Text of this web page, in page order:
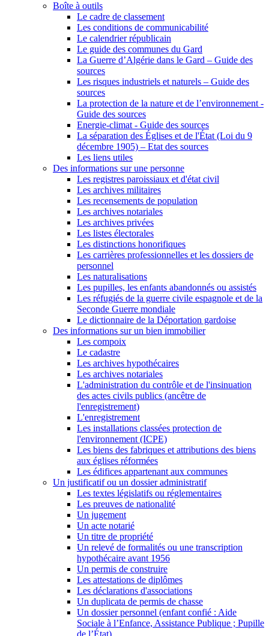
Boîte à outils
Le cadre de classement
Les conditions de communicabilité
Le calendrier républicain
Le guide des communes du Gard
La Guerre d’Algérie dans le Gard – Guide des
sources
Les risques industriels et naturels – Guide des
sources
La protection de la nature et de l’environnement -
Guide des sources
Energie-climat - Guide des sources
La séparation des Églises et de l'État (Loi du 9
décembre 1905) – Etat des sources
Les liens utiles
Des informations sur une personne
Les registres paroissiaux et d'état civil
Les archives militaires
Les recensements de population
Les archives notariales
Les archives privées
Les listes électorales
Les distinctions honorifiques
Les carrières professionnelles et les dossiers de
personnel
Les naturalisations
Les pupilles, les enfants abandonnés ou assistés
Les réfugiés de la guerre civile espagnole et de la
Seconde Guerre mondiale
Le dictionnaire de la Déportation gardoise
Des informations sur un bien immobilier
Les compoix
Le cadastre
Les archives hypothécaires
Les archives notariales
L'administration du contrôle et de l'insinuation
des actes civils publics (ancêtre de
l'enregistrement)
L'enregistrement
Les installations classées protection de
l'environnement (ICPE)
Les biens des fabriques et attributions des biens
aux églises réformées
Les édifices appartenant aux communes
Un justificatif ou un dossier administratif
Les textes législatifs ou réglementaires
Les preuves de nationalité
Un jugement
Un acte notarié
Un titre de propriété
Un relevé de formalités ou une transcription
hypothécaire avant 1956
Un permis de construire
Les attestations de diplômes
Les déclarations d'associations
Un duplicata de permis de chasse
Un dossier personnel (enfant confié : Aide
Sociale à l’Enfance, Assistance Publique ; Pupille
de l’État)